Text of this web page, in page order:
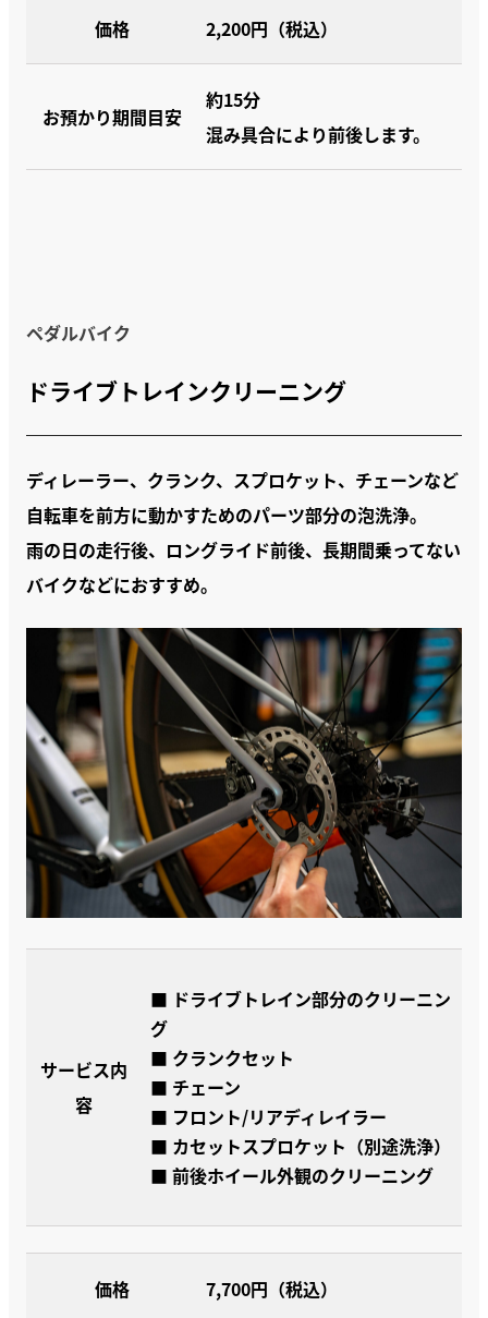
価格 2,200円（税込）
お預かり期間目安
約15分
混み具合により前後します。
ペダルバイク
ドライブトレインクリーニング
ディレーラー、クランク、スプロケット、チェーンなど
自転車を前方に動かすためのパーツ部分の泡洗浄。
雨の日の走行後、ロングライド前後、長期間乗ってない
バイクなどにおすすめ。
サービス内
容
■ ドライブトレイン部分のクリーニン
グ
■ クランクセット
■ チェーン
■ フロント/リアディレイラー
■ カセットスプロケット（別途洗浄）
■ 前後ホイール外観のクリーニング
価格 7,700円（税込）